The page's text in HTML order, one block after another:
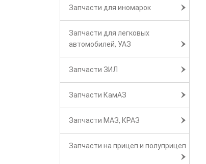
Запчасти для иномарок
Запчасти для легковых
автомобилей, УАЗ
Запчасти ЗИЛ
Запчасти КамАЗ
Запчасти МАЗ, КРАЗ
Запчасти на прицеп и полуприцеп